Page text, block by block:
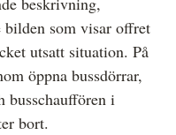
bilden som visar offret
utsatt situation. På
öppna bussdörrar,
busschauffören i
bort.